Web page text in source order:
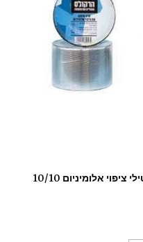
סרט איטום בוטילי ציפוי אלומיניום 10/10